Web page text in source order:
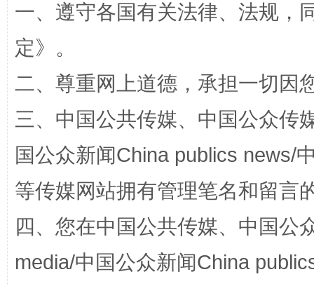
解纷+调解+退费，一次搞定
站台名比不上好声名
一、遵守各国有关法律、法规，
定》。
二、尊重网上道德，承担一切因
三、中国公共传媒、中国公众传
国公众新闻China publics news/
等传媒网站拥有管理笔名和留言
四、您在中国公共传媒、中国公
media/中国公众新闻China